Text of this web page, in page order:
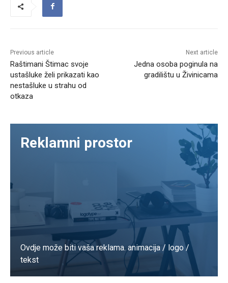
Previous article
Raštimani Štimac svoje
ustašluke želi prikazati kao
nestašluke u strahu od
otkaza
Next article
Jedna osoba poginula na
gradilištu u Živinicama
Reklamni prostor
Ovdje može biti vaša reklama. animacija / logo /
tekst